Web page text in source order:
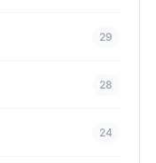
29
28
24